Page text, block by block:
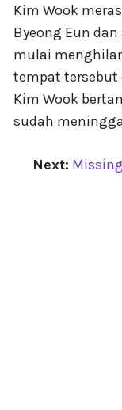
Kim Wook
Byeong Eun
mulai
tempat tersebut
Kim Wook
sudah
Next: